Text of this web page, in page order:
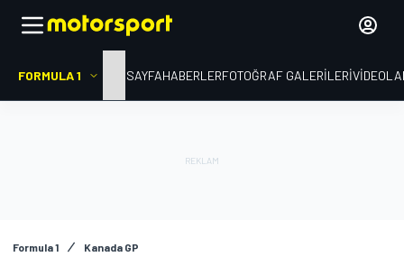
FORMULA 1 ANA SAYFAHABERLERFOTOĞRAF GALERILERI
Formula 1 Kanada GP